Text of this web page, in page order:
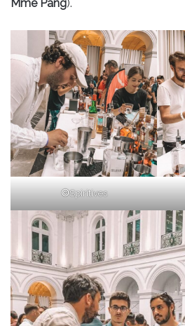
Mme Pang).
©Spiritives